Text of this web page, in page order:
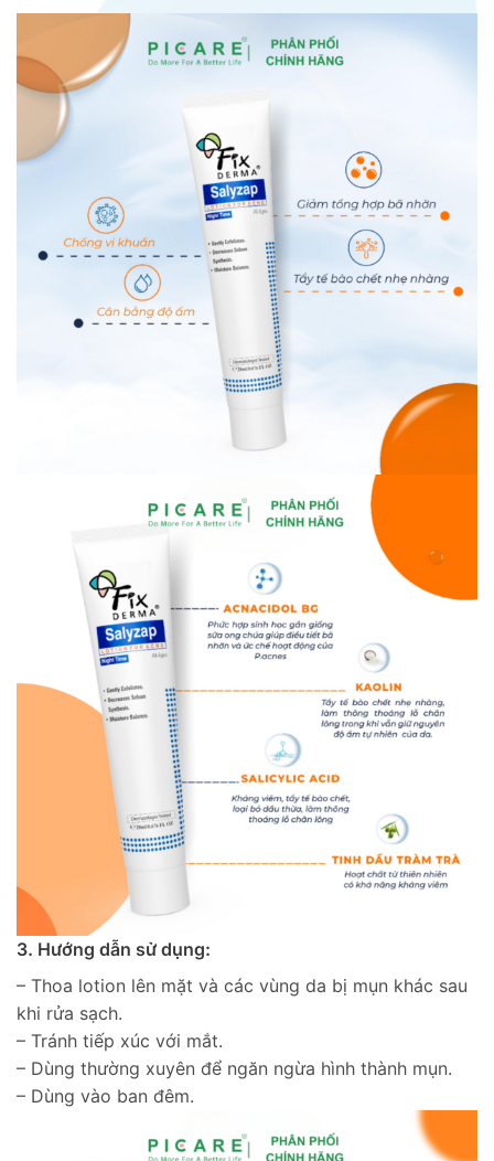
3. Hướng dẫn sử dụng:
– Thoa lotion lên mặt và các vùng da bị mụn khác sau
khi rửa sạch.
– Tránh tiếp xúc với mắt.
– Dùng thường xuyên để ngăn ngừa hình thành mụn.
– Dùng vào ban đêm.